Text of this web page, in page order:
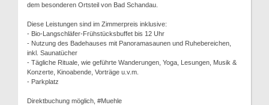
dem besonderen Ortsteil von Bad Schandau.
Diese Leistungen sind im Zimmerpreis inklusive:
- Bio-Langschläfer-Frühstücksbuffet bis 12 Uhr
- Nutzung des Badehauses mit Panoramasaunen und Ruhebereichen,
inkl. Saunatücher
- Tägliche Rituale, wie geführte Wanderungen, Yoga, Lesungen, Musik &
Konzerte, Kinoabende, Vorträge u.v.m.
- Parkplatz
Direktbuchung möglich, #Muehle